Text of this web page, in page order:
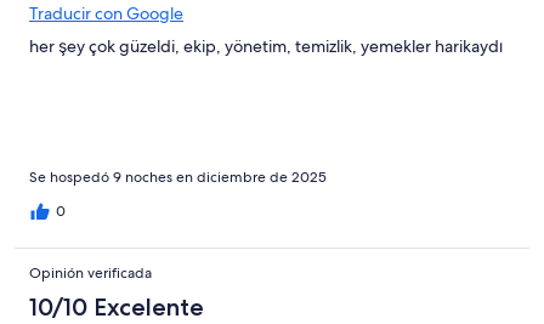
Traducir con Google
her şey çok güzeldi, ekip, yönetim, temizlik, yemekler harikaydı
Se hospedó 9 noches en diciembre de 2025
0
Opinión verificada
10/10 Excelente